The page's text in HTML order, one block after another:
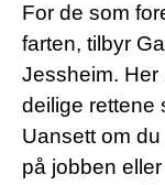
For de som
farten, tilbyr
Jessheim. Her
deilige rettene
Uansett om
på jobben